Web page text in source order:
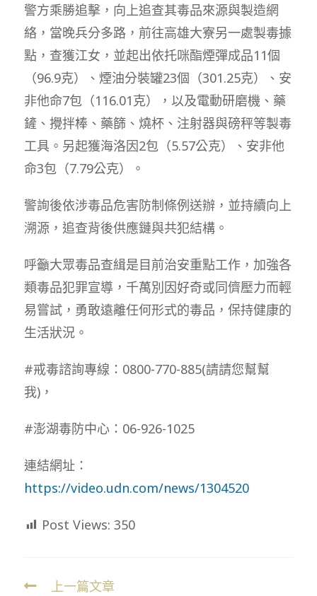
警方乘勝追擊，向上追查其毒品來源與製造網
絡，當晚兵分多路，前往高雄大寮另一處製毒據
點，查獲江女，並起出依托咪酯煙彈成品11個
（96.9克）、煙油分裝罐23個（301.25克）、安
非他命7包（116.01克），以及電動研磨機、藥
鏟、攪拌棒、藥篩、燒杯、注射器與磅秤等製毒
工具。另起獲海洛因2包（5.57公克）、安非他
命3包（7.79公克）。
警詢後依涉毒品危害防制條例送辦，並持續向上
溯源，追查背後供應鏈與共犯結構。
呼籲大眾毒品查緝是目前治安重點工作，加強各
類毒品犯罪宣導，千萬別因好奇或同儕壓力而輕
易嘗試，勇敢遠離任何形式的毒品，保持健康的
生活狀況。
#戒毒諮詢專線：0800-770-885(請請您幫幫
我)，
#澎湖毒防中心：06-926-1025
連結網址：
https://video.udn.com/news/1304520
Post Views: 350
Read上一篇文章